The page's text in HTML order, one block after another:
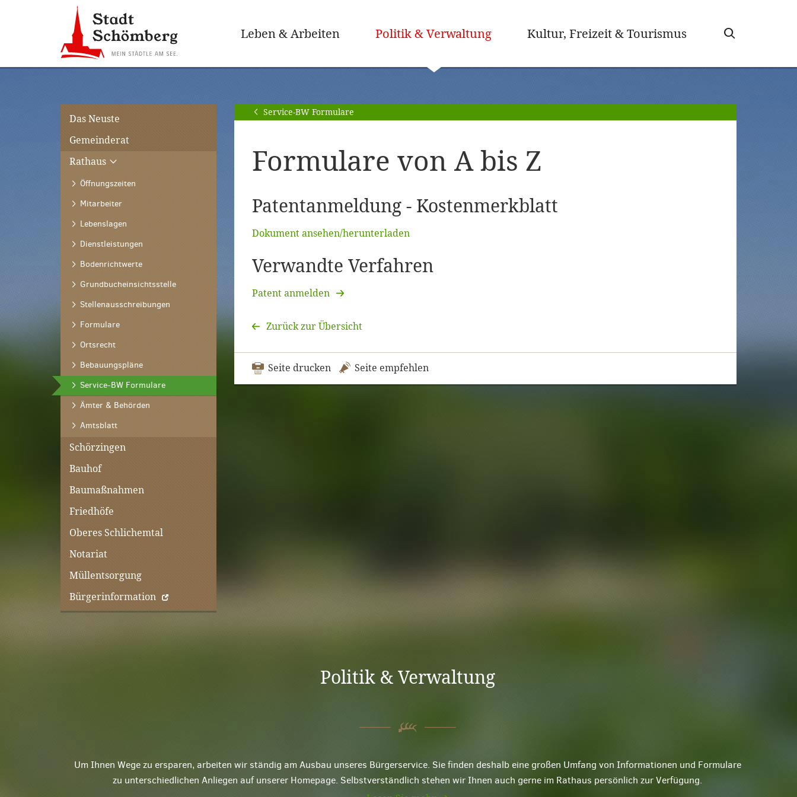
Hauptnavigation
[0]
[1]
Leben & Arbeiten Politik & Verwaltung(ausgewählt)Kultur, Freizeit & Tourismus
Das Neuste
Gemeinderat
Rathaus
Öffnungszeiten
Mitarbeiter
Lebenslagen
Dienstleistungen
Bodenrichtwerte
Grundbucheinsichtsstelle
Stellenausschreibungen
Formulare
Ortsrecht
Bebauungspläne
Service-BW Formulare(ausgewählt)
Ämter & Behörden
Amtsblatt
Schörzingen
Bauhof
Baumaßnahmen
Friedhöfe
Oberes Schlichemtal
Notariat
Müllentsorgung
Bürgerinformation
Service-BW Formulare
Formulare von A bis Z
Patentanmeldung - Kostenmerkblatt
Dokument ansehen/herunterladen
Verwandte Verfahren
Patent anmelden
Zurück zur Übersicht
Seite drucken Seite empfehlen
Politik & Verwaltung
Um Ihnen Wege zu ersparen, arbeiten wir ständig am Ausbau unseres Bürgerservice. Sie finden deshalb eine großen Umfang von Informationen und Formulare
zu unterschiedlichen Anliegen auf unserer Homepage. Selbstverständlich stehen wir Ihnen auch gerne im Rathaus persönlich zur Verfügung.